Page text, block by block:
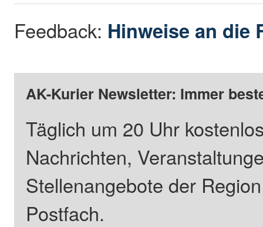
Feedback: Hinweise an die
AK-Kurier Newsletter: Immer
Täglich um 20 Uhr
Nachrichten,
Stellenangebote der
Postfach.